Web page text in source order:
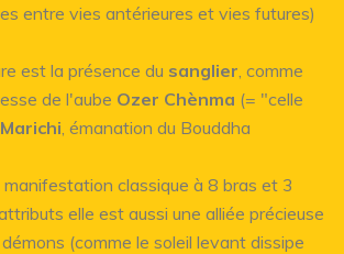
entre vies antérieures et vies futures)
est la présence du sanglier , comme
de l'aube Ozer Chènma (= "celle
Marichi , émanation du Bouddha
classique à 8 bras et 3
elle est aussi une alliée précieuse
(comme le soleil levant dissipe